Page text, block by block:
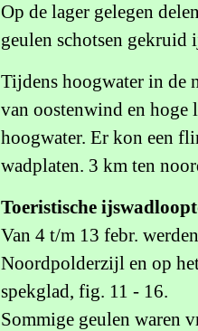
Op de lager gelegen
geulen schotsen gekruid
Tijdens hoogwater in de
van oostenwind en hoge
hoogwater. Er kon een
wadplaten. 3 km ten
Toeristische
Van 4 t/m 13 febr.
Noordpolderzijl en op
spekglad, fig. 11 - 16.
Sommige geulen waren